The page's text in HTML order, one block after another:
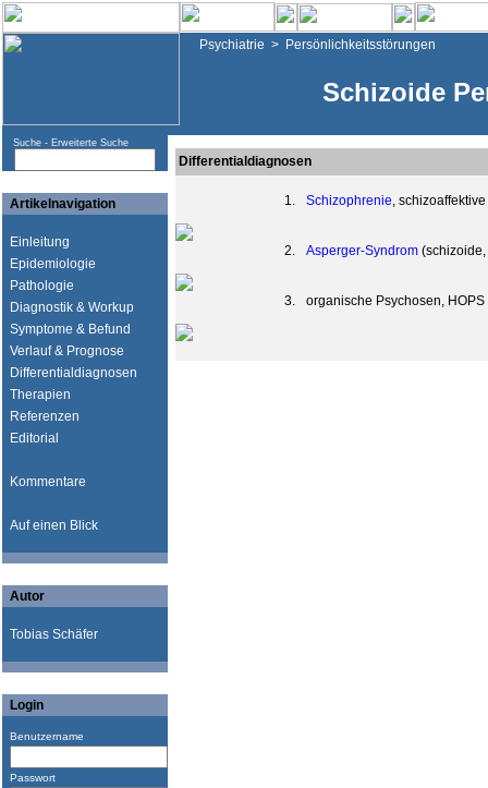
Psychiatrie > Persönlichkeitsstörungen
Schizoide
Suche - Erweiterte Suche
Artikelnavigation
Einleitung
Epidemiologie
Pathologie
Diagnostik & Workup
Symptome & Befund
Verlauf & Prognose
Differentialdiagnosen
Therapien
Referenzen
Editorial
Kommentare
Auf einen Blick
Autor
Tobias Schäfer
Login
Benutzername
Passwort
Differentialdiagnosen
1. Schizophrenie,
2. Asperger-Syndrom
3. organische Psychosen, HOPS